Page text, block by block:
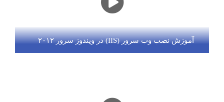
آموزش نصب وب سرور (IIS) در ویندوز سرور ۲۰۱۲